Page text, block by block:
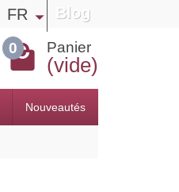
FR Blog
0 Panier
(vide)
Nouveautés